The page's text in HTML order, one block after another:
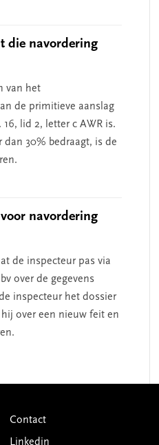
die navordering
van het
de primitieve aanslag
lid 2, letter c AWR is.
30% bedraagt, is de
navordering
de inspecteur pas via
over de gegevens
inspecteur het dossier
over een nieuw feit en
Contact
Linkedin